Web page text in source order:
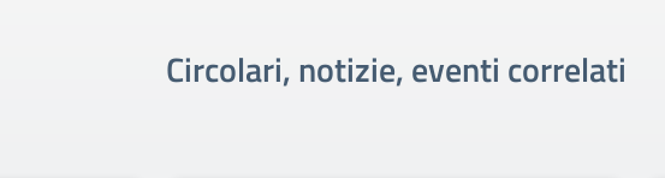
Circolari, notizie, eventi correlati